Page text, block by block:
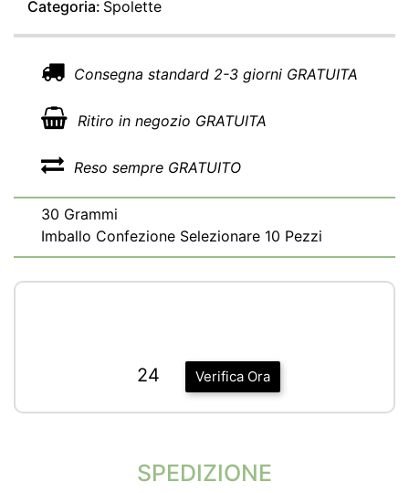
Categoria: Spolette
Consegna standard 2-3 giorni GRATUITA
Ritiro in negozio GRATUITA
Reso sempre GRATUITO
30 Grammi
Imballo Confezione Selezionare 10 Pezzi
Verifica Ora
24
SPEDIZIONE